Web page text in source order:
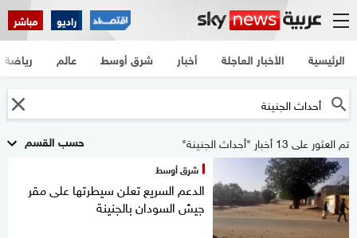
راديو مباشر
الرئيسية الأخبار العاجلة أخبار شرق أوسط عالم رياضة
حسب القسم تم العثور على 13 أخبار "أحداث الجنينة"
شرق أوسط
الدعم السريع تعلن سيطرتها على مقر
جيش السودان بالجنينة